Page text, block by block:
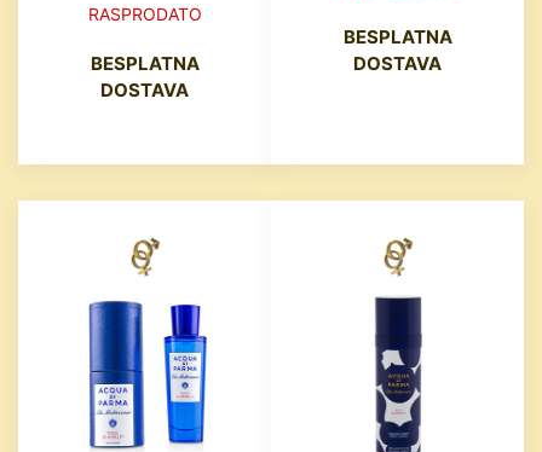
RASPRODATO
BESPLATNA
DOSTAVA
BESPLATNA
DOSTAVA